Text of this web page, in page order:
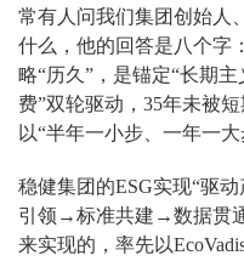
常有人问我们集团创始人
什么，他的回答是八个字
略“历久”，是锚定“长期
费”双轮驱动，35年未被
以“半年一小步、一年一
稳健集团的ESG实现“驱
引领→标准共建→数据贯
来实现的，率先以